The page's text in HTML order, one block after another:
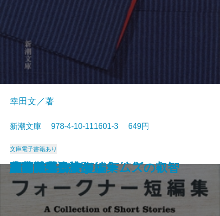
マンスフィールド短編集
太陽の季節
赤と黒〔上〕
ポー詩集
マノン・レスコー
郷愁
智恵子抄
草の花
夜間飛行
父・こんなこと
幸田文／著
新潮文庫 978-4-10-111601-3 649円
文庫電子書籍あり
フォークナー短編集
細雪〔上〕
細雪〔中〕
細雪〔下〕
大和路・信濃路
野菊の墓
西部戦線異状なし
シャーロック・ホームズの叡智
人間について
サンクチュアリ